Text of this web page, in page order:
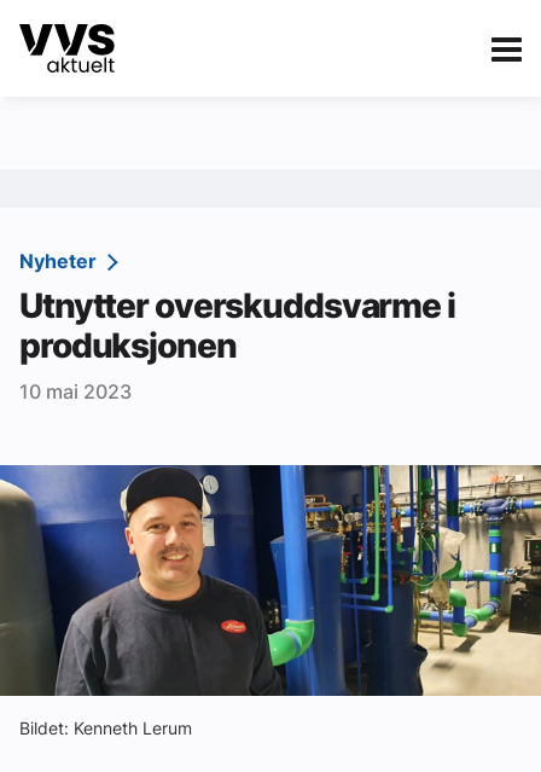
Kategorier
Sanitær
Ventilasjon
Varme og energi
Aktuelle prosjekter
Om VVS Aktuelt
Kontakt oss:
Abonner på fagbladet Byggfakta Nyheter
Annonsere i VVS Aktuelt
Nyheter
Utnytter overskuddsvarme i
produksjonen
10 mai 2023
Bildet: Kenneth Lerum